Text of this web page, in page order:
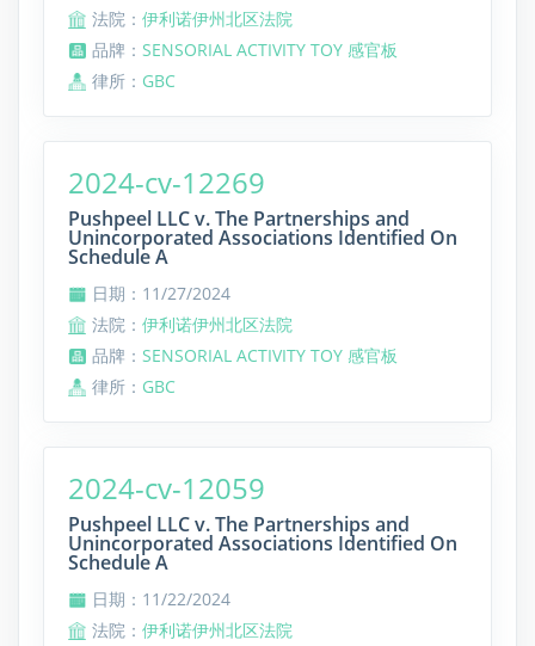
法院： 伊利诺伊州北区法院
品牌： SENSORIAL ACTIVITY TOY 感官板
律所： GBC
2024-cv-12269
Pushpeel LLC v. The Partnerships and
Unincorporated Associations Identified On
Schedule A
日期：11/27/2024
法院： 伊利诺伊州北区法院
品牌： SENSORIAL ACTIVITY TOY 感官板
律所： GBC
2024-cv-12059
Pushpeel LLC v. The Partnerships and
Unincorporated Associations Identified On
Schedule A
日期：11/22/2024
法院： 伊利诺伊州北区法院